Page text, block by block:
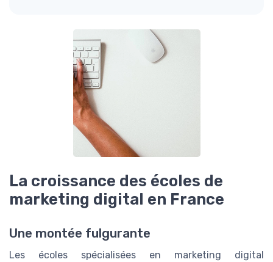
La croissance des écoles de
marketing digital en France
Une montée fulgurante
Les écoles spécialisées en marketing digital